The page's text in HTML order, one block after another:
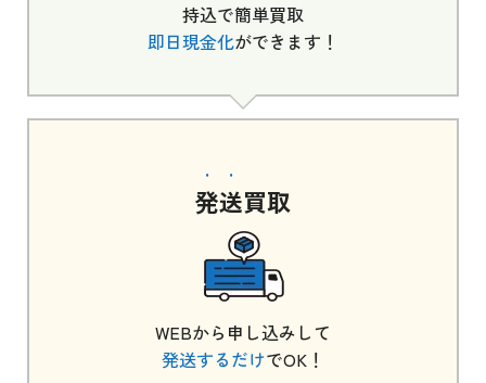
持込で簡単買取
即日現金化ができます！
発送買取
WEBから申し込みして
発送するだけでOK！